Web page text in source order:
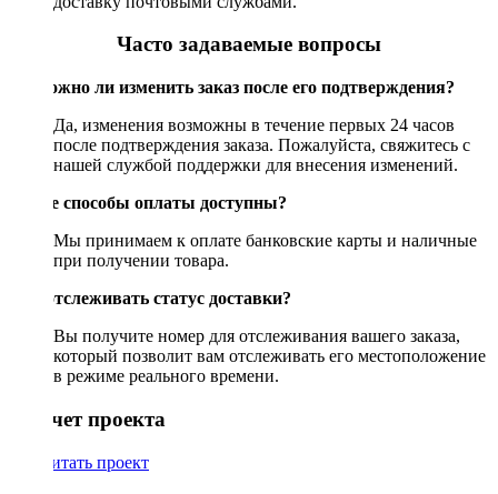
Часто задаваемые вопросы
Возможно ли изменить заказ после его подтверждения?
Да, изменения возможны в течение первых 24 часов
после подтверждения заказа. Пожалуйста, свяжитесь с
нашей службой поддержки для внесения изменений.
Какие способы оплаты доступны?
Мы принимаем к оплате банковские карты и наличные
при получении товара.
Как отслеживать статус доставки?
Вы получите номер для отслеживания вашего заказа,
который позволит вам отслеживать его местоположение
в режиме реального времени.
Рассчет проекта
Рассчитать проект